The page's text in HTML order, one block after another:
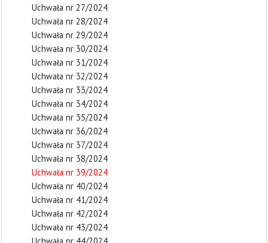
Uchwała nr 27/2024
Uchwała nr 28/2024
Uchwała nr 29/2024
Uchwała nr 30/2024
Uchwała nr 31/2024
Uchwała nr 32/2024
Uchwała nr 33/2024
Uchwała nr 34/2024
Uchwała nr 35/2024
Uchwała nr 36/2024
Uchwała nr 37/2024
Uchwała nr 38/2024
Uchwała nr 39/2024
Uchwała nr 40/2024
Uchwała nr 41/2024
Uchwała nr 42/2024
Uchwała nr 43/2024